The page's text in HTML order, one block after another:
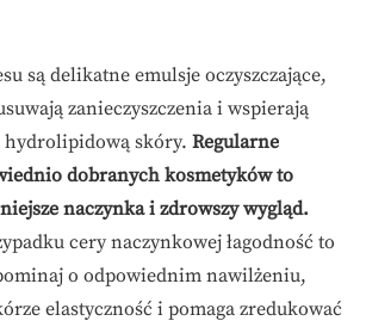
są delikatne emulsje oczyszczające,
zanieczyszczenia i wspierają
skóry. Regularne
dobranych kosmetyków to
naczynka i zdrowszy wygląd.
cery naczynkowej łagodność to
o odpowiednim nawilżeniu,
elastyczność i pomaga zredukować